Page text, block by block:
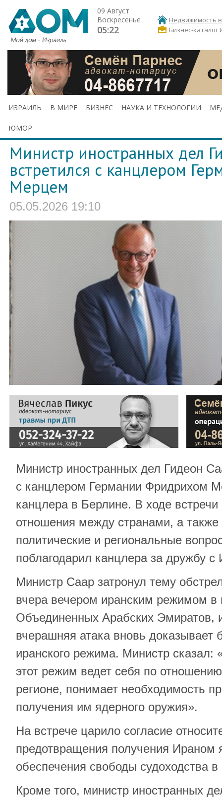
09 Август
Воскресенье
05:22
Недвижимость
Бизнес-каталог
ИЗРАИЛЬ В МИРЕ БИЗНЕС НАУКА И ТЕХНОЛОГИИ
ЮМОР
Министр иностранных дел
встретился с канцлером
Мерцем
05.05.2026 19:10
Министр иностранных дел Гидеон
с канцлером Германии Фридрихом
канцлера в Берлине. В ходе
отношения между странами, а
политические и региональные
поблагодарил канцлера за дружбу
Министр Саар затронул тему
вчера вечером иранским режимом в
Объединенных Арабских Эмиратов,
вчерашняя атака вновь доказывает
иранского режима. Министр сказал:
этот режим ведет себя по
регионе, понимает необходимость
получения им ядерного оружия».
На встрече царило согласие
предотвращения получения Ираном
обеспечения свободы судоходства в
Кроме того, министр иностранных